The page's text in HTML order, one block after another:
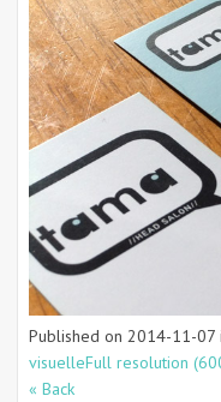
Published on 2014-11-07
visuelleFull resolution
« Back